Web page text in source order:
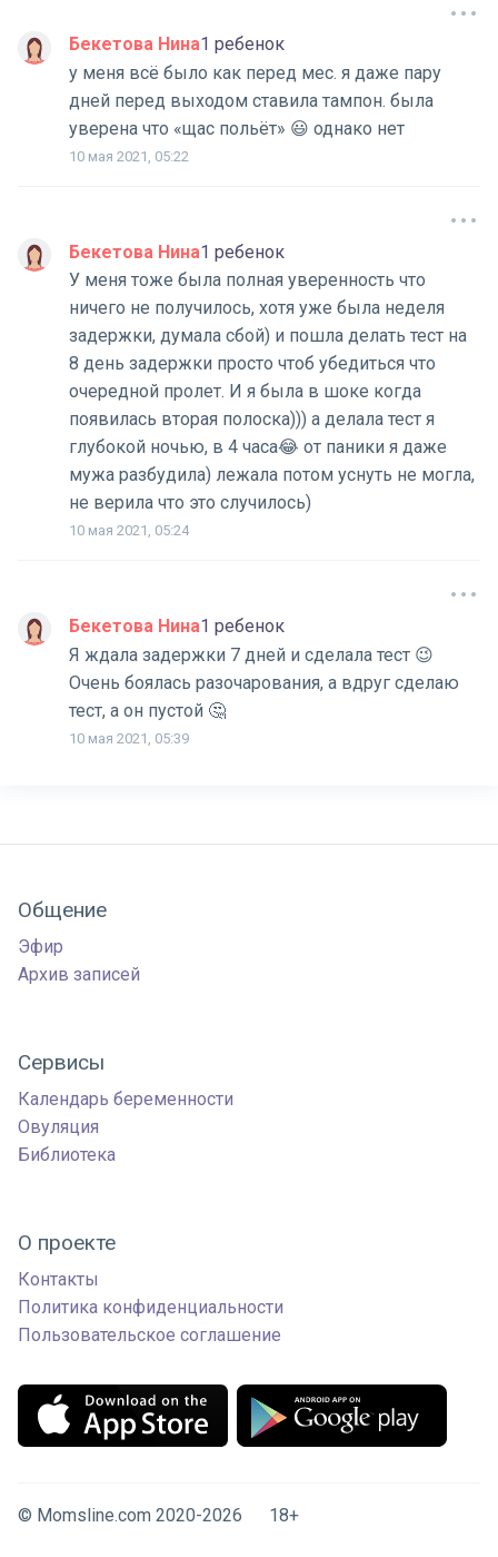
Бекетова Нина1 ребенок
у меня всё было как перед мес. я даже пару
дней перед выходом ставила тампон. была
уверена что «щас польёт» 😃 однако нет
10 мая 2021, 05:22
Бекетова Нина1 ребенок
У меня тоже была полная уверенность что
ничего не получилось, хотя уже была неделя
задержки, думала сбой) и пошла делать тест на
8 день задержки просто чтоб убедиться что
очередной пролет. И я была в шоке когда
появилась вторая полоска))) а делала тест я
глубокой ночью, в 4 часа😂 от паники я даже
мужа разбудила) лежала потом уснуть не могла,
не верила что это случилось)
10 мая 2021, 05:24
Бекетова Нина1 ребенок
Я ждала задержки 7 дней и сделала тест 😉
Очень боялась разочарования, а вдруг сделаю
тест, а он пустой 🤔
10 мая 2021, 05:39
Общение
Эфир
Архив записей
Сервисы
Календарь беременности
Овуляция
Библиотека
О проекте
Контакты
Политика конфиденциальности
Пользовательское соглашение
© Momsline.com 2020-2026 18+